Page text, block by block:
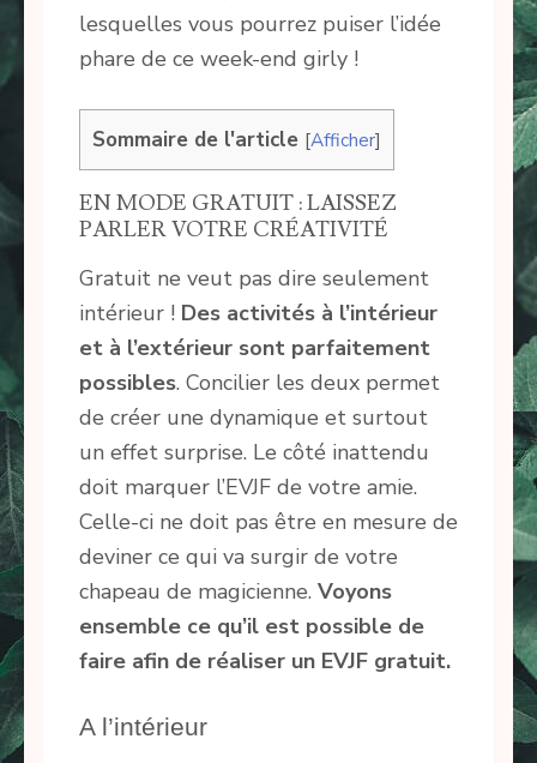
lesquelles vous pourrez puiser l’idée
phare de ce week-end girly !
Sommaire de l'article [Afficher]
EN MODE GRATUIT : LAISSEZ
PARLER VOTRE CRÉATIVITÉ
Gratuit ne veut pas dire seulement
intérieur ! Des activités à l’intérieur
et à l’extérieur sont parfaitement
possibles. Concilier les deux permet
de créer une dynamique et surtout
un effet surprise. Le côté inattendu
doit marquer l’EVJF de votre amie.
Celle-ci ne doit pas être en mesure de
deviner ce qui va surgir de votre
chapeau de magicienne. Voyons
ensemble ce qu’il est possible de
faire afin de réaliser un EVJF gratuit.
A l’intérieur